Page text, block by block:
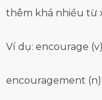
thêm khá nhiều từ
Ví dụ: encourage
encouragement